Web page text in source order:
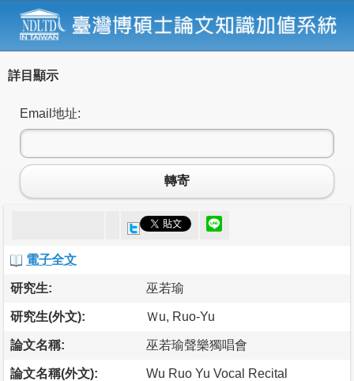
詳目顯示
Email地址:
轉寄
電子全文
研究生: 巫若瑜
研究生(外文): Ｗu, Ruo-Yu
論文名稱: 巫若瑜聲樂獨唱會
論文名稱(外文): Wu Ruo Yu Vocal Recital